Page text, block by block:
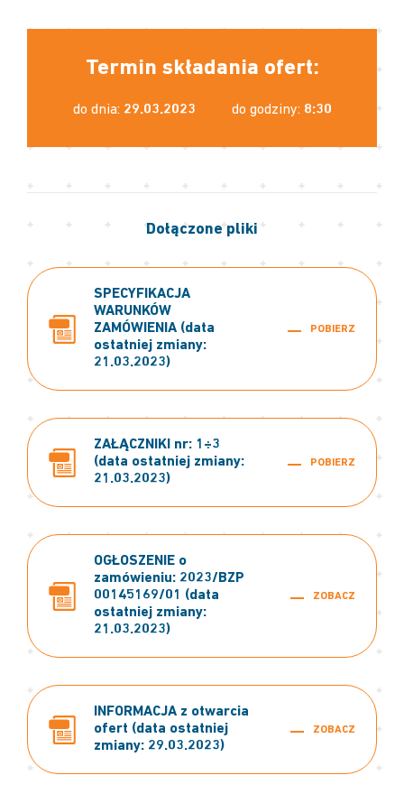
Termin składania ofert:
do dnia: 29.03.2023 do godziny: 8:30
Dołączone pliki
SPECYFIKACJA
WARUNKÓW
ZAMÓWIENIA (data
ostatniej zmiany:
21.03.2023)
POBIERZ
ZAŁĄCZNIKI nr: 1÷3
(data ostatniej zmiany:
21.03.2023)
POBIERZ
OGŁOSZENIE o
zamówieniu: 2023/BZP
00145169/01 (data
ostatniej zmiany:
21.03.2023)
ZOBACZ
INFORMACJA z otwarcia
ofert (data ostatniej
zmiany: 29.03.2023)
ZOBACZ